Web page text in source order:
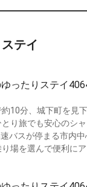
テイ
10分、城下町を見
り旅でも安心のシャ
バスが停まる市内
場を選んで便利にア